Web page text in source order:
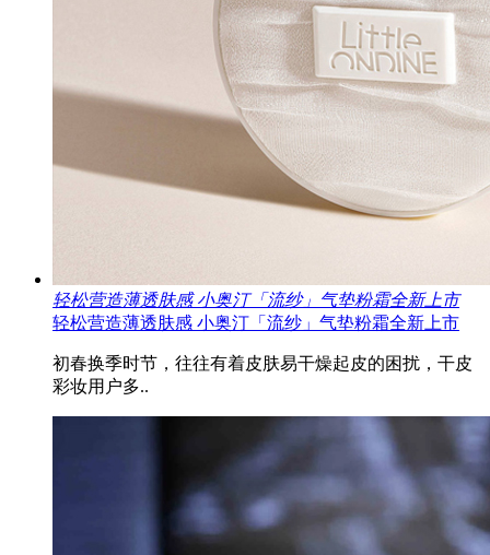
轻松营造薄透肤感 小奥汀「流纱」气垫粉霜全新上市
轻松营造薄透肤感 小奥汀「流纱」气垫粉霜全新上市
初春换季时节，往往有着皮肤易干燥起皮的困扰，干皮
彩妆用户多..